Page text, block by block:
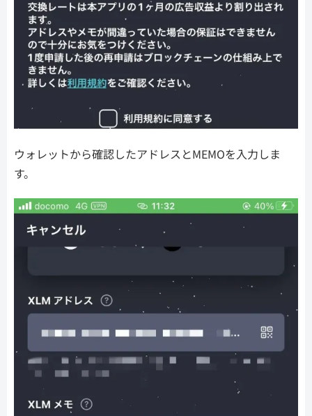
ウォレットから確認したアドレスとMEMOを入力しま
す。